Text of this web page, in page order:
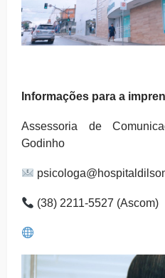
Informações para a
Assessoria de
Godinho
(38) 2211-5527 (Ascom)